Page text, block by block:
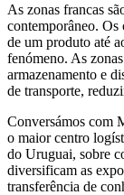
As zonas francas
contemporâneo. Os
de um produto até
fenómeno. As
armazenamento e
de transporte,
Conversámos com
o maior centro
do Uruguai, sobre
diversificam as
transferência de